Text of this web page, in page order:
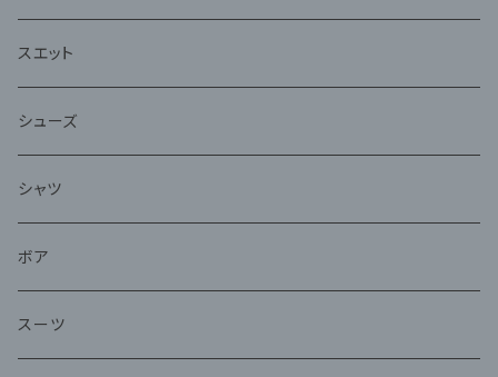
スエット
シューズ
シャツ
ボア
スーツ